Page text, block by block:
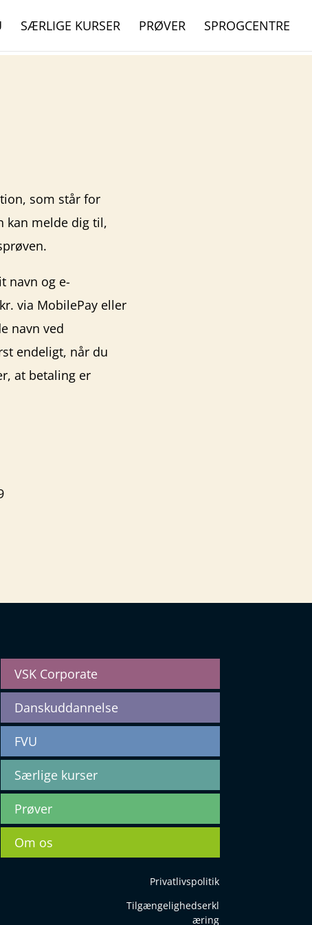
SÆRLIGE KURSER PRØVER SPROGCENTRE
som står for
melde dig til,
navn og e-
via MobilePay eller
navn ved
endeligt, når du
at betaling er
VSK Corporate
Danskuddannelse
FVU
Særlige kurser
Prøver
Om os
Privatlivspolitik
Tilgængelighedserkl
æring